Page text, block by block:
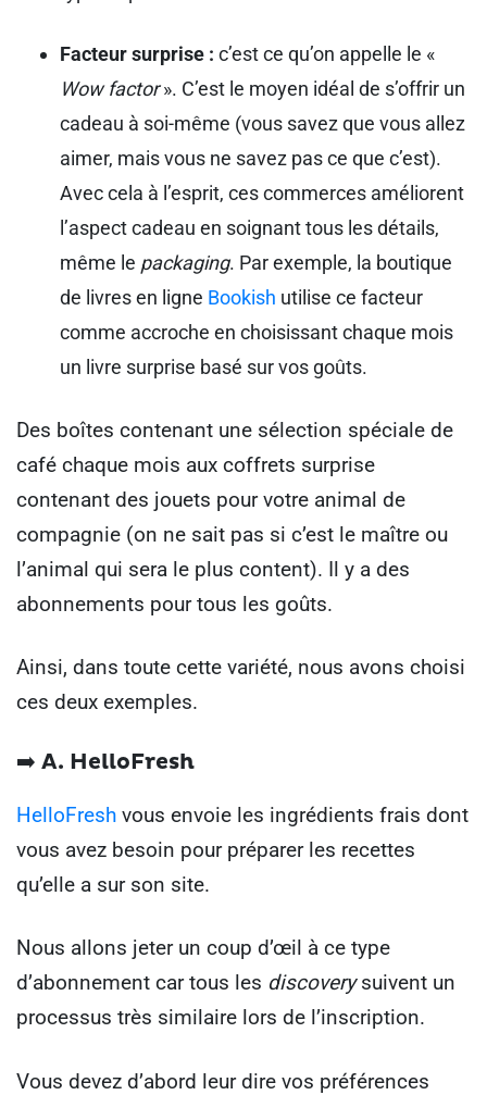
Facteur surprise : c’est ce qu’on appelle le «
Wow factor». C’est le moyen idéal de s’offrir un
cadeau à soi-même (vous savez que vous allez
aimer, mais vous ne savez pas ce que c’est).
Avec cela à l’esprit, ces commerces améliorent
l’aspect cadeau en soignant tous les détails,
même le packaging. Par exemple, la boutique
de livres en ligne Bookish utilise ce facteur
comme accroche en choisissant chaque mois
un livre surprise basé sur vos goûts.
Des boîtes contenant une sélection spéciale de
café chaque mois aux coffrets surprise
contenant des jouets pour votre animal de
compagnie (on ne sait pas si c’est le maître ou
l’animal qui sera le plus content). Il y a des
abonnements pour tous les goûts.
Ainsi, dans toute cette variété, nous avons choisi
ces deux exemples.
➡️ A. HelloFresh
HelloFresh vous envoie les ingrédients frais dont
vous avez besoin pour préparer les recettes
qu’elle a sur son site.
Nous allons jeter un coup d’œil à ce type
d’abonnement car tous les discoverysuivent un
processus très similaire lors de l’inscription.
Vous devez d’abord leur dire vos préférences